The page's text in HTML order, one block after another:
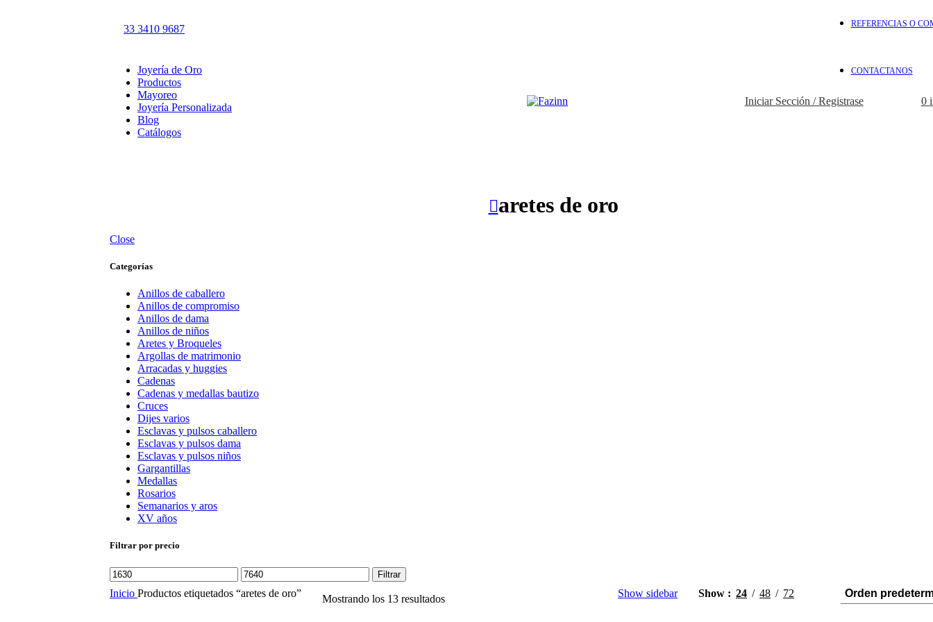
33 3410 9687 REFERENCIAS O
CONTACTANOS
Joyería de Oro
Productos
Mayoreo
Joyería Personalizada
Blog
Catálogos
Iniciar Sección / Registrase 0
aretes de oro
Close
Categorías
Anillos de caballero
Anillos de compromiso
Anillos de dama
Anillos de niños
Aretes y Broqueles
Argollas de matrimonio
Arracadas y huggies
Cadenas
Cadenas y medallas bautizo
Cruces
Dijes varios
Esclavas y pulsos caballero
Esclavas y pulsos dama
Esclavas y pulsos niños
Gargantillas
Medallas
Rosarios
Semanarios y aros
XV años
Filtrar por precio
Precio
mínimo
Precio
máximo
Filtrar
Inicio Productos etiquetados “aretes de oro” Mostrando los 13 resultados Show sidebar Show 24 48 72